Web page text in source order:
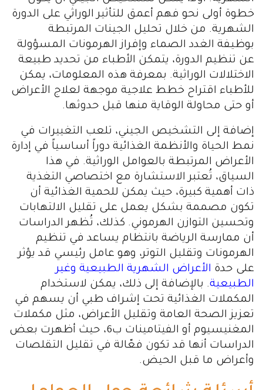
خطوة أولى نحو فهم أعمق للتأثير الوراثي على الدورة
الشهرية. من خلال تحليل الجينات المرتبطة
بوظيفة الغدد الصماء وإفراز الهرمونات المسؤولة
عن تنظيم الدورة، يتمكن الأطباء من تحديد طبيعة
الاختلالات الوراثية. بمعرفة هذه المعلومات، يمكن
للأطباء اقتراح خطط علاجية موجهة لعلاج الأعراض
أو حتى محاولة الوقاية منها قبل حدوثها.
إضافة إلى التشخيص الجيني، تلعب التغييرات في
نمط الحياة والأنظمة الغذائية دوراً أساسياً في إدارة
الأعراض المرتبطة بالعوامل الوراثية. في هذا
السياق، تُعتبر الاستشارة مع اختصاصي التغذية
ذات أهمية كبيرة، حيث يمكن للحمية الغذائية أن
تكون مصممة بشكل يعمل على تقليل الالتهابات
وتحسين التوازن الهرموني. كذلك، تُظهر الدراسات
أن ممارسة الرياضة بانتظام يساعد في تنظيم
الهرمونات وتقليل التوتر، وهو عامل رئيسي قد يؤثر
على حدة الأعراض الشهرية الطبيعية وغير
الطبيعية. بالإضافة إلى ذلك، يمكن لاستخدام
المكملات الغذائية تحت إشراف طبي أن يسهم في
تعزيز الصحة العامة وتقليل الأعراض، مثل مكملات
المغنيسيوم أو الفيتامينات ب6، حيث أظهرت بعض
الدراسات أنها قد تكون فعّالة في تقليل التقلصات
وأعراض ما قبل الحيض.